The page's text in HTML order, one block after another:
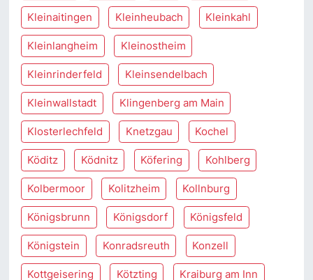
Kleinaitingen Kleinheubach Kleinkahl
Kleinlangheim Kleinostheim
Kleinrinderfeld Kleinsendelbach
Kleinwallstadt Klingenberg am Main
Klosterlechfeld Knetzgau Kochel
Köditz Ködnitz Köfering Kohlberg
Kolbermoor Kolitzheim Kollnburg
Königsbrunn Königsdorf Königsfeld
Königstein Konradsreuth Konzell
Kottgeisering Kötzting Kraiburg am Inn